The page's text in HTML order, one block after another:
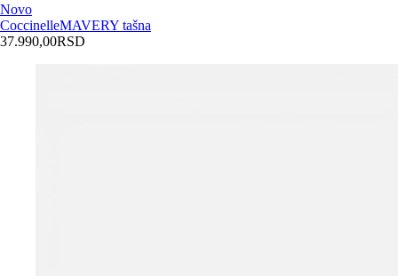
Novo
CoccinelleMAVERY tašna
37.990,00RSD